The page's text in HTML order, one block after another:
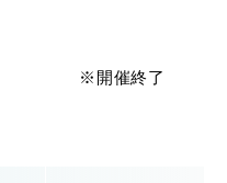
※開催終了